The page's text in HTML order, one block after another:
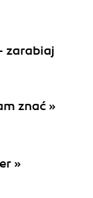
zarabiaj
znać »
»